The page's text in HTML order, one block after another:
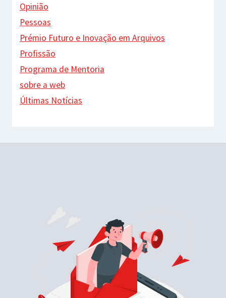
Opinião
Pessoas
Prémio Futuro e Inovação em Arquivos
Profissão
Programa de Mentoria
sobre a web
Últimas Notícias